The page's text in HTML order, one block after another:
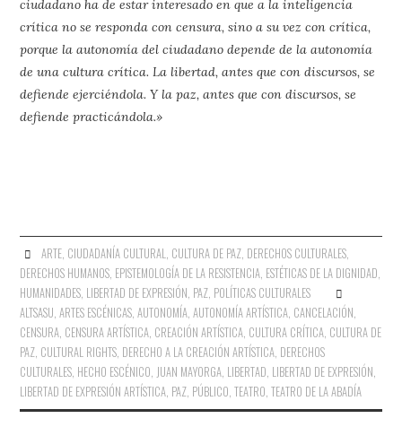
ciudadano ha de estar interesado en que a la inteligencia
crítica no se responda con censura, sino a su vez con crítica,
porque la autonomía del ciudadano depende de la autonomía
de una cultura crítica. La libertad, antes que con discursos, se
defiende ejerciéndola. Y la paz, antes que con discursos, se
defiende practicándola.»
ARTE, CIUDADANÍA CULTURAL CULTURA DE PAZ, DERECHOS CULTURALES,
DERECHOS HUMANOS EPISTEMOLOGÍA DE LA RESISTENCIA ESTÉTICAS DE LA DIGNIDAD
HUMANIDADES LIBERTAD DE EXPRESIÓN PAZ POLÍTICAS CULTURALES
ALTSASU ,ARTES ESCÉNICAS ,AUTONOMÍA ,AUTONOMÍA ARTÍSTICA CANCELACIÓN
CENSURA CENSURA ARTÍSTICA CREACIÓN ARTÍSTICA CULTURA CRÍTICA CULTURA DE
PAZ CULTURAL RIGHTS DERECHO A LA CREACIÓN ARTÍSTICA DERECHOS
CULTURALES HECHO ESCÉNICO JUAN MAYORGA LIBERTAD LIBERTAD DE EXPRESIÓN
LIBERTAD DE EXPRESIÓN ARTÍSTICA PAZ PÚBLICO ,TEATRO ,TEATRO DE LA ABADÍA